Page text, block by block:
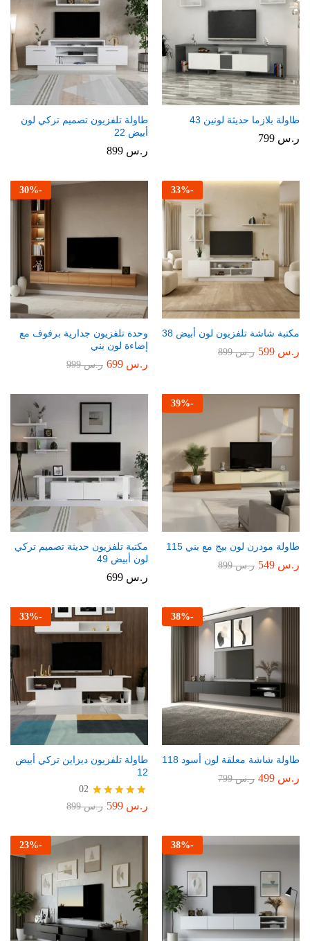
طاولة بلازما حديثة لونين 43
ر.س
طاولة تلفزيون تصميم تركي لون
أبيض 22
ر.س
-
33%
مكتبة شاشة تلفزيون لون أبيض 38
ر.س ر.س899
-
30%
وحدة تلفزيون جدارية برفوف مع
إضاءة لون بني
ر.س ر.س999
-
39%
طاولة مودرن لون بيج مع بني 115
ر.س ر.س899
مكتبة تلفزيون حديثة تصميم تركي
لون أبيض 49
ر.س
-
38%
طاولة شاشة معلقة لون أسود 118
ر.س ر.س799
-
33%
طاولة تلفزيون ديزاين تركي أبيض
12
تم التقييم
02
ر.س ر.س899
-
38%
-
23%